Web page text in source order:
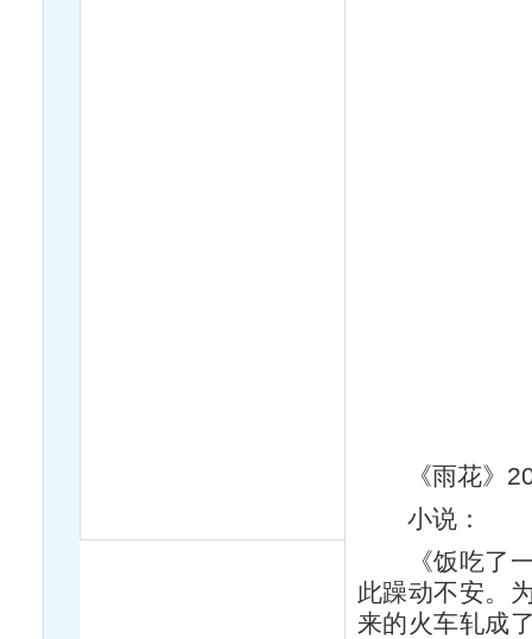
《雨花》
小说：
《饭吃了一
此躁动不安。
来的火车轧成